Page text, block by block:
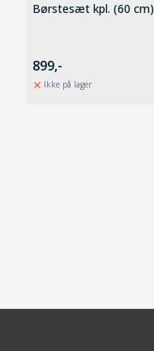
Børstesæt kpl. (60 cm)
899,-
Ikke på lager